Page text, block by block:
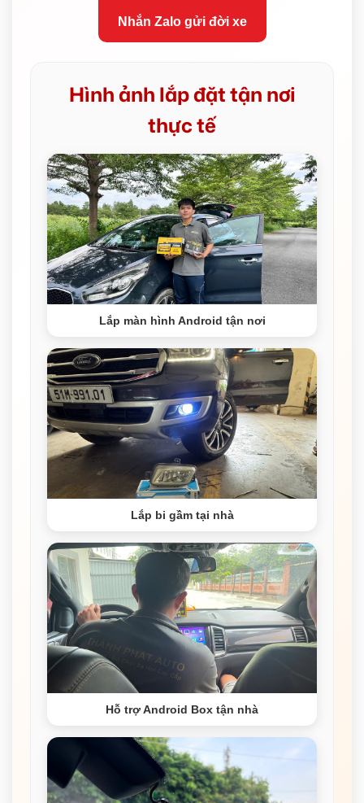
Nhắn Zalo gửi đời xe
Hình ảnh lắp đặt tận nơi
thực tế
Lắp màn hình Android tận nơi
Lắp bi gầm tại nhà
Hỗ trợ Android Box tận nhà